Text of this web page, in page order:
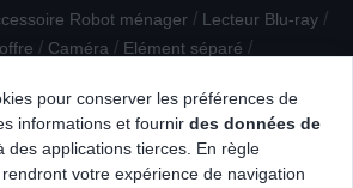
pour conserver les préférences de
informations et fournir des données de
des applications tierces. En règle
votre expérience de navigation
Robot ménager / Lecteur Blu-ray /
/ Caméra / Elément séparé /
Téléphone sans fil /
oreilles / Lave-vaisselle posable /
TV LED Mixeur